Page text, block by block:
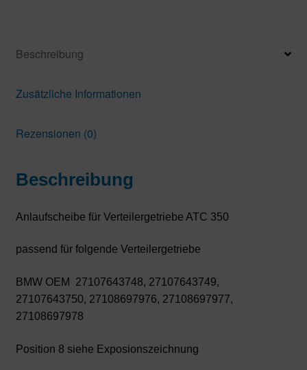
Beschreibung
Zusätzliche Informationen
Rezensionen (0)
Beschreibung
Anlaufscheibe für Verteilergetriebe ATC 350
passend für folgende Verteilergetriebe
BMW OEM 27107643748, 27107643749,
27107643750, 27108697976, 27108697977,
27108697978
Position 8 siehe Exposionszeichnung